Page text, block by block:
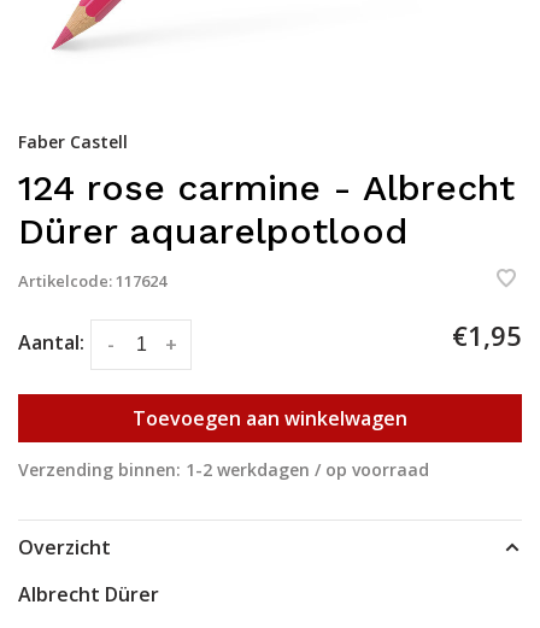
Faber Castell
124 rose carmine - Albrecht
Dürer aquarelpotlood
Artikelcode:117624
Aantal: +
- €1,95
Toevoegen aan winkelwagen
Verzending binnen: 1-2 werkdagen / op voorraad
Overzicht
Albrecht Dürer